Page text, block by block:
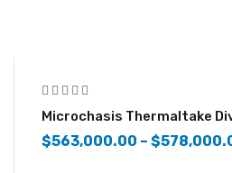
Microchasis Thermaltake
$563,000.00 – $